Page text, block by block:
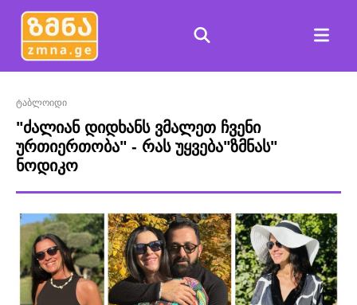
ტაბლოიდი
"ძალიან დიდხანს ვმალეთ ჩვენი
ურთიერთობა" - რას უყვება"ზმნას"
ნოდიკო